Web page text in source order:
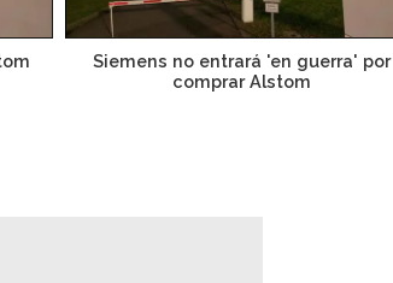
Siemens no entrará 'en guerra' por
comprar Alstom